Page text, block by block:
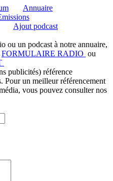
Annuaire
Ajout podcast
ou un podcast à notre annuaire,
FORMULAIRE RADIO ou
publicités) référence
Pour un meilleur référencement
vous pouvez consulter nos